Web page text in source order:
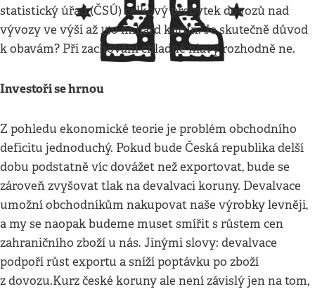
statistický úřad (ČSÚ) celkový přebytek dovozů nad
vývozy ve výši až 150 miliard korun. Je skutečně důvod
k obavám? Při zachování chladné hlavy rozhodně ne.
Investoři se hrnou
Z pohledu ekonomické teorie je problém obchodního
deficitu jednoduchý. Pokud bude Česká republika delší
dobu podstatně víc dovážet než exportovat, bude se
zároveň zvyšovat tlak na devalvaci koruny. Devalvace
umožní obchodníkům nakupovat naše výrobky levněji,
a my se naopak budeme muset smířit s růstem cen
zahraničního zboží u nás. Jinými slovy: devalvace
podpoří růst exportu a sníží poptávku po zboží
z dovozu.Kurz české koruny ale není závislý jen na tom,